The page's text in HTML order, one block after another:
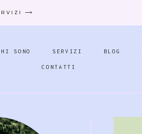
⟶
SONO SERVIZI BLOG
CONTATTI